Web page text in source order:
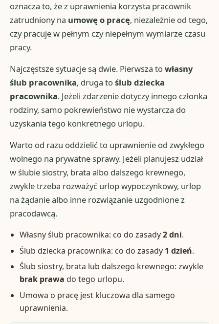
oznacza to, że z uprawnienia korzysta pracownik
zatrudniony na umowę o pracę, niezależnie od tego,
czy pracuje w pełnym czy niepełnym wymiarze czasu
pracy.
Najczęstsze sytuacje są dwie. Pierwsza towłasny
ślub pracownika, druga toślub dziecka
pracownika. Jeżeli zdarzenie dotyczy innego członka
rodziny, samo pokrewieństwo nie wystarcza do
uzyskania tego konkretnego urlopu.
Warto od razu oddzielić to uprawnienie od zwykłego
wolnego na prywatne sprawy. Jeżeli planujesz udział
w ślubie siostry, brata albo dalszego krewnego,
zwykle trzeba rozważyć urlop wypoczynkowy, urlop
na żądanie albo inne rozwiązanie uzgodnione z
pracodawcą.
Własny ślub pracownika: co do zasady2 dni.
Ślub dziecka pracownika: co do zasady 1 dzień.
Ślub siostry, brata lub dalszego krewnego: zwykle
brak prawa do tego urlopu.
Umowa o pracę jest kluczowa dla samego
uprawnienia.